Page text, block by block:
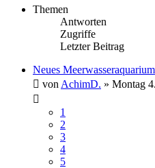
Themen
Antworten
Zugriffe
Letzter Beitrag
Neues Meerwasseraquarium
von AchimD. » Montag
1
2
3
4
5